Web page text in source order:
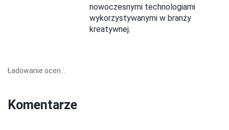
nowoczesnymi technologiami
wykorzystywanymi w branży
kreatywnej.
Ładowanie ocen...
Komentarze